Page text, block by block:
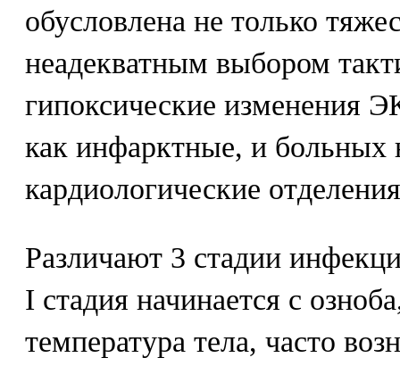
обусловлена не только
неадекватным выбором
гипоксические изменения
как инфарктные, и больных
кардиологические
Различают 3 стадии
I стадия начинается с
температура тела, часто